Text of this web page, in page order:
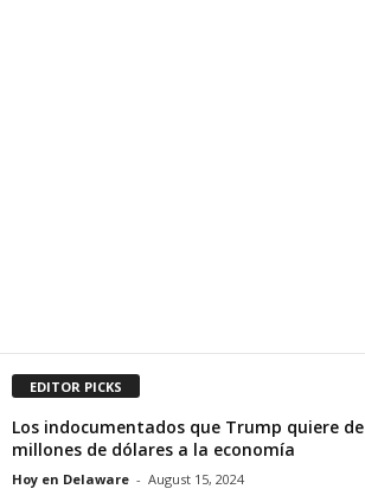
EDITOR PICKS
Los indocumentados que Trump quiere
millones de dólares a la economía
Hoy en Delaware - August 15, 2024